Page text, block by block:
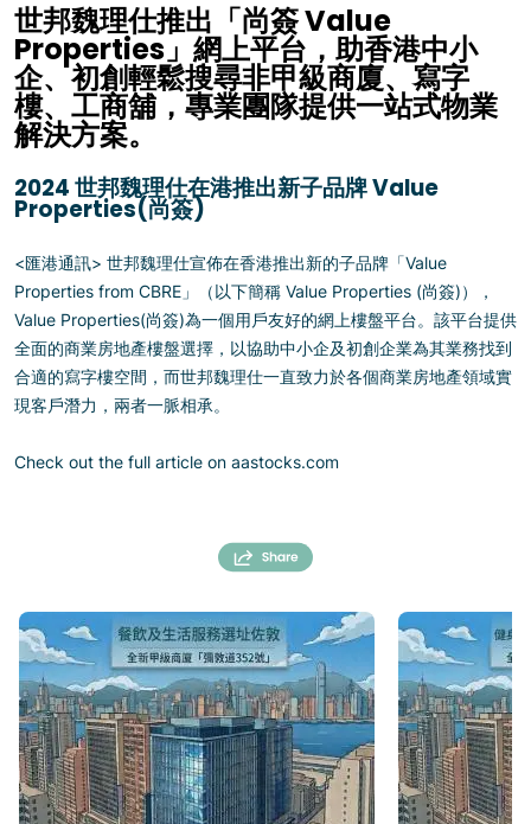
世邦魏理仕推出「尚簽 Value
Properties」網上平台，助香港中小
企、初創輕鬆搜尋非甲級商廈、寫字
樓、工商舖，專業團隊提供一站式物業
解決方案。
2024 世邦魏理仕在港推出新子品牌 Value
Properties(尚簽)
<匯港通訊> 世邦魏理仕宣佈在香港推出新的子品牌「Value
Properties from CBRE」（以下簡稱 Value Properties (尚簽)），
Value Properties(尚簽)為一個用戶友好的網上樓盤平台。該平台提供
全面的商業房地產樓盤選擇，以協助中小企及初創企業為其業務找到
合適的寫字樓空間，而世邦魏理仕一直致力於各個商業房地產領域實
現客戶潛力，兩者一脈相承。
Check out the full article on aastocks.com